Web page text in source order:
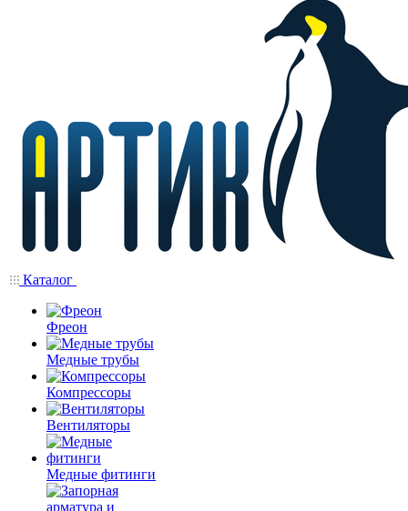
Каталог
Фреон
Медные трубы
Компрессоры
Вентиляторы
Медные фитинги